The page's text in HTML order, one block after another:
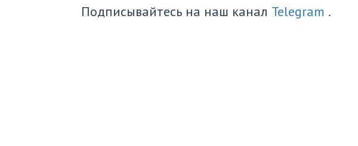
Подписывайтесь на наш канал Telegram .